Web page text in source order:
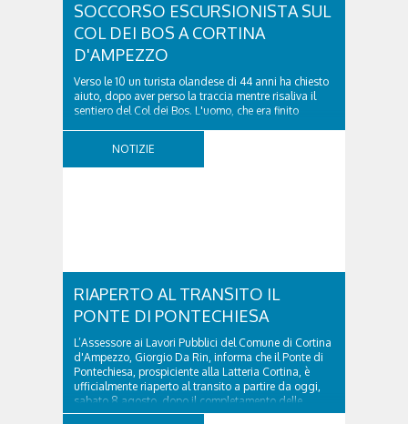
SOCCORSO ESCURSIONISTA SUL
COL DEI BOS A CORTINA
D'AMPEZZO
Verso le 10 un turista olandese di 44 anni ha chiesto
aiuto, dopo aver perso la traccia mentre risaliva il
sentiero del Col dei Bos. L'uomo, che era finito
Torri del Falzarego, era...
NOTIZIE
RIAPERTO AL TRANSITO IL
PONTE DI PONTECHIESA
L’Assessore ai Lavori Pubblici del Comune di Cortina
d'Ampezzo, Giorgio Da Rin, informa che il Ponte di
Pontechiesa, prospiciente alla Latteria Cortina, è
ufficialmente riaperto al transito a partire da oggi,
sabato 8 agosto, dopo il completamento delle
verifiche e il positivo collaudo...